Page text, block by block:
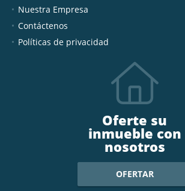
Nuestra Empresa
Contáctenos
Políticas de privacidad
Oferte su
inmueble con
nosotros
OFERTAR